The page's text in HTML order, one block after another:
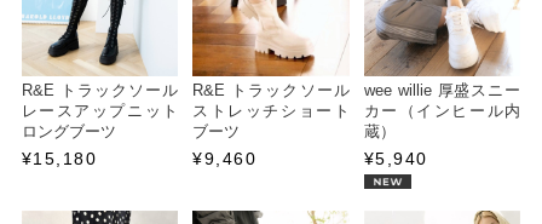
R&E トラックソール
レースアップニット
ロングブーツ
¥15,180
R&E トラックソール
ストレッチショート
ブーツ
¥9,460
wee willie 厚盛スニー
カー（インヒール内
蔵）
¥5,940